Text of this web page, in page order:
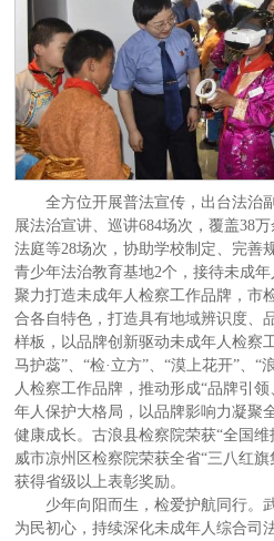
全方位开展普法宣传，出台法治
展法治宣讲、巡讲684场次，覆盖38
法庭等28场次，协助学校制定、完善
青少年法治教育基地2个，接待未成年
聚力打造未成年人检察工作品牌，市
合各自特色，打造具有地域辨识度、
样板，以品牌创新驱动未成年人检察
马护蕊”、“检·立方”、“漠上花开”、“
人检察工作品牌，推动形成“品牌引
年人保护大格局，以品牌影响力凝聚
健康成长。古浪县检察院荣获“全国
威市凉州区检察院荣获全省“三八红
获得省级以上表彰奖励。
少年向阳而生，检爱护航同行。
为民初心，持续深化未成年人综合司